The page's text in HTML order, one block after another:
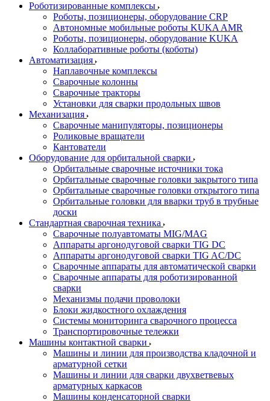
Роботизированные комплексы
Роботы, позиционеры, оборудование CRP
Автономные мобильные роботы KUKA AMR
Роботы, позиционеры, оборудование KUKA
Коллаборативные роботы (коботы)
Автоматизация
Наплавочные комплексы
Сварочные колонны
Сварочные тракторы
Установки для сварки продольных швов
Механизация
Сварочные манипуляторы, позиционеры
Роликовые вращатели
Кантователи
Оборудование для орбитальной сварки
Орбитальные сварочные источники тока
Орбитальные сварочные головки закрытого типа
Орбитальные сварочные головки открытого типа
Орбитальные головки для вварки труб в трубные
доски
Стандартная сварочная техника
Сварочные полуавтоматы MIG/MAG
Аппараты аргонодуговой сварки TIG DC
Аппараты аргонодуговой сварки TIG AC/DC
Сварочные аппараты для автоматической сварки
Сварочные аппараты для роботизированной
сварки
Механизмы подачи проволоки
Блоки жидкостного охлаждения
Системы мониторинга сварочного процесса
Транспортировочные тележки
Машины контактной сварки
Машины и линии для производства кладочной и
арматурной сетки
Машины и линии для сварки двухветвевых
арматурных каркасов
Машины конденсаторной сварки